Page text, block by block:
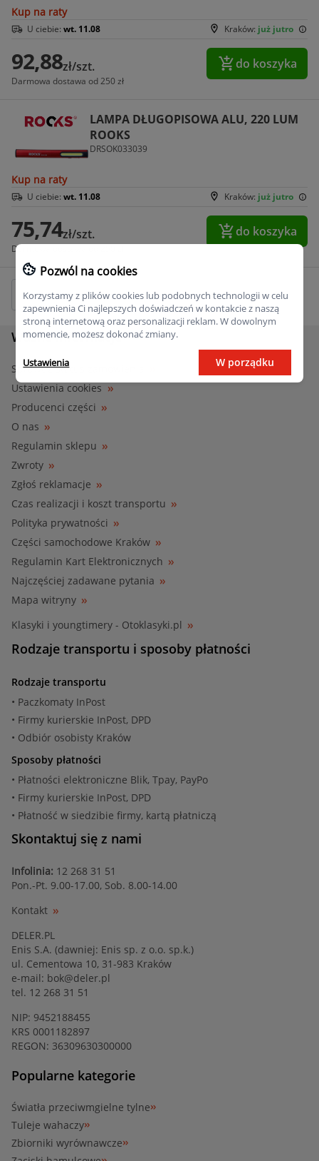
Kup na raty
Kraków: już jutro
U ciebie: wt. 11.08
92,88zł/szt.
Darmowa dostawa od 250 zł
do koszyka
LAMPA DŁUGOPISOWA ALU, 220 LUM
ROOKS
DRSOK033039
Kup na raty
Kraków: już jutro
U ciebie: wt. 11.08
75,74zł/szt.
Darmowa dostawa od 250 zł
do koszyka
Ważne informacje
Sprawdź status zamówienia
Ustawienia cookies
Producenci części
O nas
Regulamin sklepu
Zwroty
Zgłoś reklamacje
Czas realizacji i koszt transportu
Polityka prywatności
Części samochodowe Kraków
Regulamin Kart Elektronicznych
Najczęściej zadawane pytania
Mapa witryny
Klasyki i youngtimery - Otoklasyki.pl
Rodzaje transportu i sposoby płatności
Rodzaje transportu
• Paczkomaty InPost
• Firmy kurierskie InPost, DPD
• Odbiór osobisty Kraków
Sposoby płatności
• Płatności elektroniczne Blik, Tpay, PayPo
• Firmy kurierskie InPost, DPD
• Płatność w siedzibie firmy, kartą płatniczą
Skontaktuj się z nami
Infolinia: 12 268 31 51
Pon.-Pt. 9.00-17.00, Sob. 8.00-14.00
Kontakt
DELER.PL
Enis S.A. (dawniej: Enis sp. z o.o. sp.k.)
ul. Cementowa 10, 31-983 Kraków
e-mail: bok@deler.pl
tel. 12 268 31 51
NIP: 9452188455
KRS 0001182897
REGON: 36309630300000
Popularne kategorie
Światła przeciwmgielne tylne
Tuleje wahaczy
Zbiorniki wyrównawcze
Pozwól na cookies
Korzystamy z plików cookies lub podobnych technologii w celu
zapewnienia Ci najlepszych doświadczeń w kontakcie z naszą
stroną internetową oraz personalizacji reklam. W dowolnym
momencie, możesz dokonać zmiany.
Ustawienia W porządku